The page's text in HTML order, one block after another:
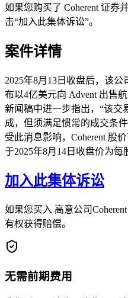
如果您购买了 Coherent 证券
击“加入此集体诉讼”。
案件详情
2025年8月13日收盘后，该公
布以4亿美元向 Advent 出售
新闻稿中进一步指出，“该交
成，但须满足惯常的成交条
受此消息影响，Coherent 股
于2025年8月14日收盘价为每
加入此集体诉讼
如果您买入 高意公司
有权获得赔偿。
无需前期费用